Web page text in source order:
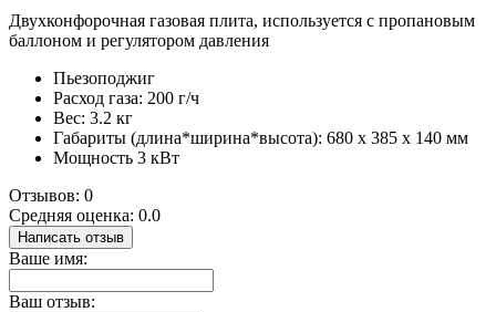
Двухконфорочная газовая плита, используется с пропановым
баллоном и регулятором давления
Пьезоподжиг
Расход газа: 200 г/ч
Вес: 3.2 кг
Габариты (длина*ширина*высота): 680 x 385 x 140 мм
Мощность 3 кВт
Отзывов: 0
Средняя оценка: 0.0
Написать отзыв
Ваше имя:
Ваш отзыв: